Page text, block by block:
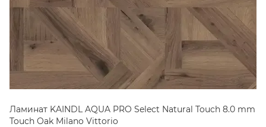
Ламинат KAINDL AQUA PRO Select Natural Touch 8.0 mm
Touch Oak Milano Vittorio